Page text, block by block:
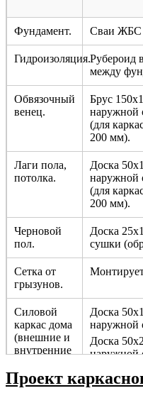
Фундамент. Сваи ЖБС
Гидроизоляция.Рубероид
между
Обвязочный
венец.
Брус
наружной
(для
200 мм).
Лаги пола,
потолка.
Доска
наружной
(для
200 мм).
Черновой
пол.
Доска
сушки
Сетка от
грызунов.
Силовой
каркас дома
(внешние и
внутренние
стены).
Доска
наружной
Доска
наружной
Проект